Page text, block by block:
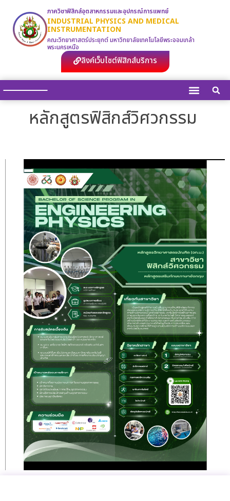
ภาควิชาฟิสิกส์อุตสาหกรรมและอุปกรณ์การแพทย์
INDUSTRIAL PHYSICS AND MEDICAL
INSTRUMENTATION
คณะวิทยาศาสตร์ประยุกต์ มหาวิทยาลัยเทคโนโลยีพระจอมเกล้า
พระนครเหนือ
ลิงค์เว็บไซต์ฟิสิกส์บริการ
หลักสูตรฟิสิกส์วิศวกรรม